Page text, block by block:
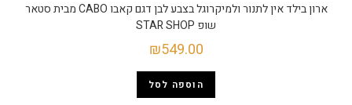
ארון בילד אין לתנור ולמיקרוגל בצבע לבן דגם קאבו CABO מבית סטאר
שופ STAR SHOP
₪549.00
הוספה לסל